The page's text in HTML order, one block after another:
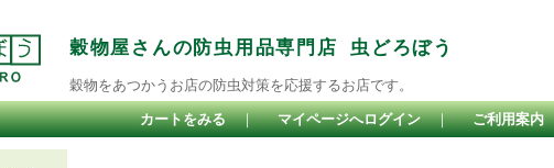
穀物屋さんの防虫用品専門店 虫どろぼう
穀物をあつかうお店の防虫対策を応援するお店です。
カートをみる ｜ マイページへログイン ｜ ご利用案内